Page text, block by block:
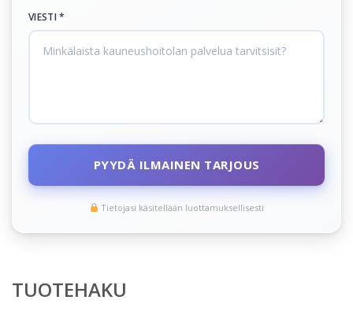
VIESTI *
PYYDÄ ILMAINEN TARJOUS
Tietojasi käsitellään luottamuksellisesti
TUOTEHAKU